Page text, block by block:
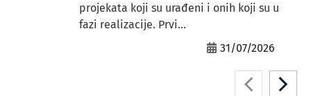
projekata koji su urađeni i onih koji su u
fazi realizacije. Prvi...
31/07/2026